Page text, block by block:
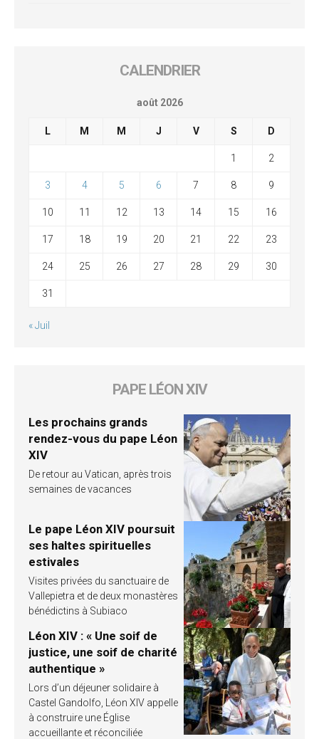
CALENDRIER
août 2026
L M M J V S D
1 2
3 4 5 6 7 8 9
10 11 12 13 14 15 16
17 18 19 20 21 22 23
24 25 26 27 28 29 30
31
« Juil
PAPE LÉON XIV
Les prochains grands
rendez-vous du pape Léon
XIV
De retour au Vatican, après trois
semaines de vacances
Le pape Léon XIV poursuit
ses haltes spirituelles
estivales
Visites privées du sanctuaire de
Vallepietra et de deux monastères
bénédictins à Subiaco
Léon XIV : « Une soif de
justice, une soif de charité
authentique »
Lors d’un déjeuner solidaire à
Castel Gandolfo, Léon XIV appelle
à construire une Église
accueillante et réconciliée